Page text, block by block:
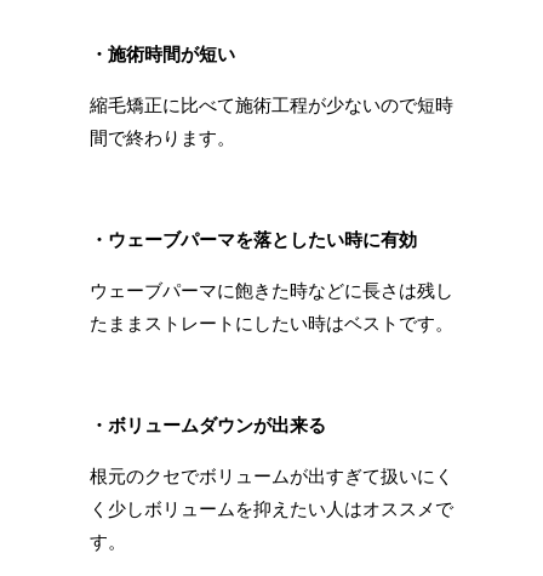
・施術時間が短い
縮毛矯正に比べて施術工程が少ないので短時
間で終わります。
・ウェーブパーマを落としたい時に有効
ウェーブパーマに飽きた時などに長さは残し
たままストレートにしたい時はベストです。
・ボリュームダウンが出来る
根元のクセでボリュームが出すぎて扱いにく
く少しボリュームを抑えたい人はオススメで
す。